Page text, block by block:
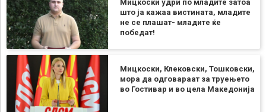
Мицкоски удри по младите затоа
што ја кажаа вистината, младите
не се плашат- младите ќе
победат!
Мицкоски, Клековски, Тошковски,
мора да одговараат за труењето
во Гостивар и во цела Македонија